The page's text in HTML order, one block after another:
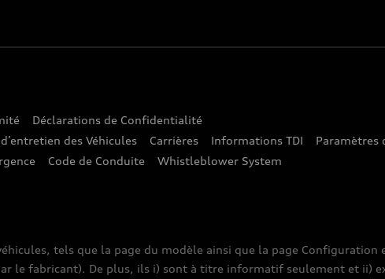
Déclarations de Confidentialité
des Véhicules Carrières Informations TDI
Paramètres
Code de Conduite Whistleblower System
tels que la page du modèle ainsi que la page
le fabricant). De plus, ils i) sont à titre informatif seulement et ii)